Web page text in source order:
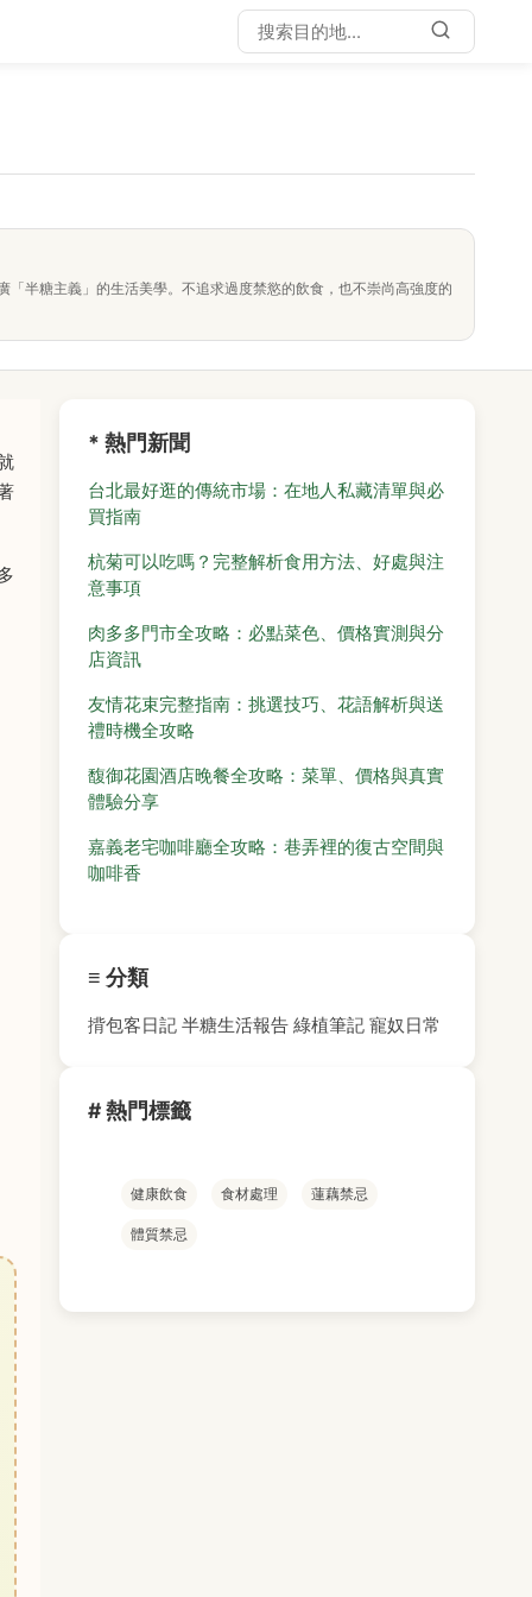
半糖主義」的生活美學。不追求過度禁慾的飲食，也不崇尚高強度的
* 熱門新聞
台北最好逛的傳統市場：在地人私藏清單與必
買指南
杭菊可以吃嗎？完整解析食用方法、好處與注
意事項
肉多多門市全攻略：必點菜色、價格實測與分
店資訊
友情花束完整指南：挑選技巧、花語解析與送
禮時機全攻略
馥御花園酒店晚餐全攻略：菜單、價格與真實
體驗分享
嘉義老宅咖啡廳全攻略：巷弄裡的復古空間與
咖啡香
≡ 分類
揹包客日記 半糖生活報告 綠植筆記 寵奴日常
# 熱門標籤
健康飲食 食材處理 蓮藕禁忌
體質禁忌